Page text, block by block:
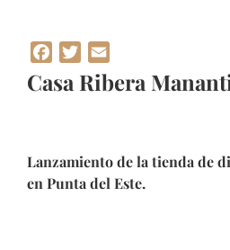
Facebook
Twitter
Casa Ribera
Lanzamiento de la tienda de
en Punta del Este.